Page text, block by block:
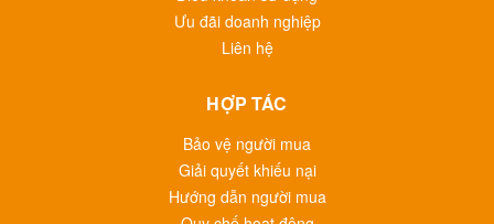
Ưu đãi doanh nghiệp
Liên hệ
HỢP TÁC
Bảo vệ người mua
Giải quyết khiếu nại
Hướng dẫn người mua